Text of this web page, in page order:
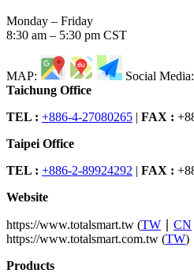
Monday – Friday
8:30 am – 5:30 pm CST
MAP:
Social Media:
Taichung Office
TEL : +886-4-27080265 | FAX :
Taipei Office
TEL : +886-2-89924292 | FAX :
Website
https://www.totalsmart.tw (TW CN
https://www.totalsmart.com.tw (TW)
Products